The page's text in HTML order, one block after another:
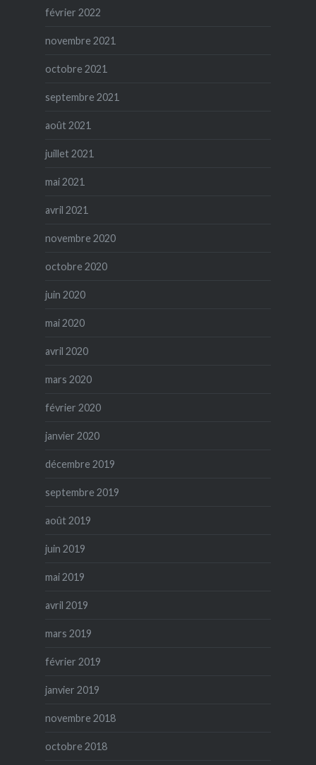
février 2022
novembre 2021
octobre 2021
septembre 2021
août 2021
juillet 2021
mai 2021
avril 2021
novembre 2020
octobre 2020
juin 2020
mai 2020
avril 2020
mars 2020
février 2020
janvier 2020
décembre 2019
septembre 2019
août 2019
juin 2019
mai 2019
avril 2019
mars 2019
février 2019
janvier 2019
novembre 2018
octobre 2018